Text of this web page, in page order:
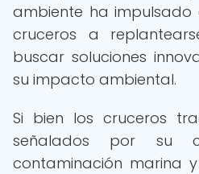
ambiente ha
cruceros a
buscar soluciones
su impacto ambiental.
Si bien los cruceros
señalados por su
contaminación marina